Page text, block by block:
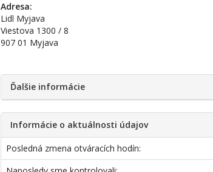
Adresa:
Lidl Myjava
Viestova 1300 / 8
907 01 Myjava
Ďalšie informácie
Informácie o aktuálnosti údajov
Posledná zmena otváracích hodín: